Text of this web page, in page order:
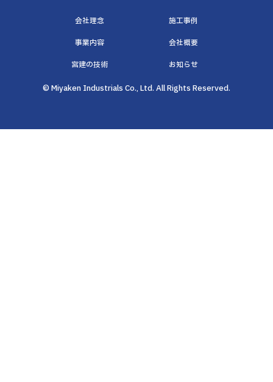
会社理念 施工事例
事業内容 会社概要
宮建の技術 お知らせ
© Miyaken Industrials Co., Ltd. All Rights Reserved.